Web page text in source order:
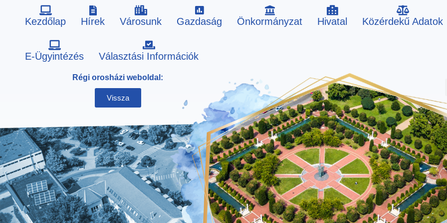
Kezdőlap Hírek Városunk Gazdaság Önkormányzat Hivatal Közérdekű Adatok
E-Ügyintézés Választási Információk
Régi orosházi weboldal:
Vissza